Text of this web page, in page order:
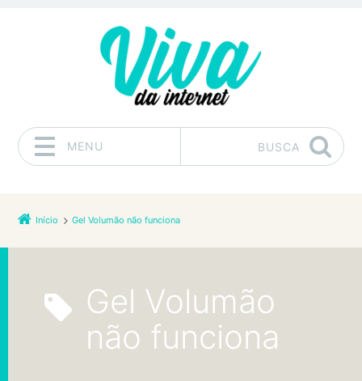
MENU BUSCA
Início Gel Volumão não funciona
Gel Volumão
não funciona